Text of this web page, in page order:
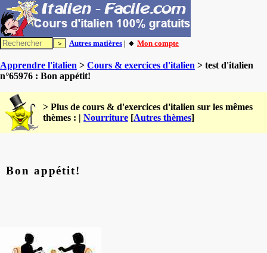
Autres matières | 🔸 Mon compte
Apprendre l'italien > Cours & exercices d'italien > test d'italien
n°65976 : Bon appétit!
> Plus de cours & d'exercices d'italien sur les mêmes
thèmes : | Nourriture [Autres thèmes]
Bon appétit!